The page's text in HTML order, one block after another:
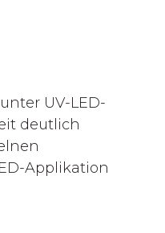
UV-LED-
deutlich
Applikation